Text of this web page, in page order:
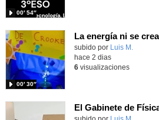
00′ 54″
Contenido educativo.
subido por Luis M.
00′ 30″
hace 2 dias
6visualizaciones
Contenido educativo.
subido por Luis M.